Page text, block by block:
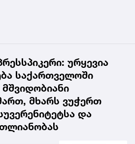
ურყევია
საქართველოში
მხარს ვუჭერთ
და